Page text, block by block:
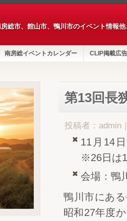
総市、館山市、鴨川市のイベント情報
南房総イベントカレンダー CLIP掲載広告
第13回長
投稿者：admin
11月14
※26日は
会場：鴨
鴨川市にあ
昭和27年度